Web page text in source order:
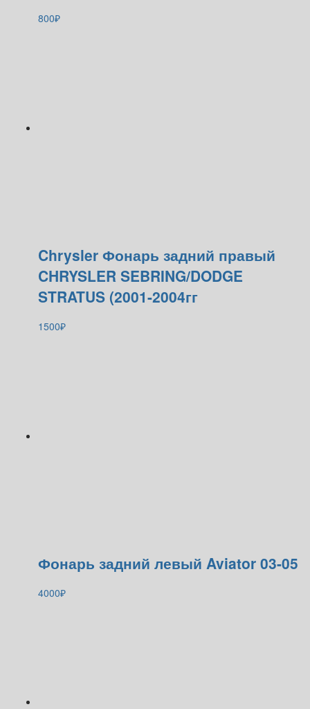
800₽
Chrysler Фонарь задний правый
CHRYSLER SEBRING/DODGE
STRATUS (2001-2004гг
1500₽
Фонарь задний левый Aviator 03-05
4000₽